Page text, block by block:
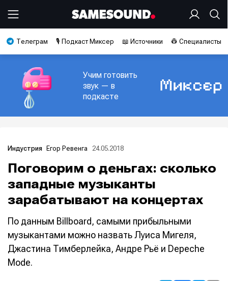
Телеграм 🎙️ Подкаст Миксер 📖 Источники 👷 Специалисты
Учим готовить
звук — в
подкасте
Индустрия Егор Ревенга 24.05.2018
Поговорим о деньгах: сколько
западные музыканты
зарабатывают на концертах
По данным Billboard, самыми прибыльными
музыкантами можно назвать Луиса Мигеля,
Джастина Тимберлейка, Андре Рьё и Depeche
Mode.